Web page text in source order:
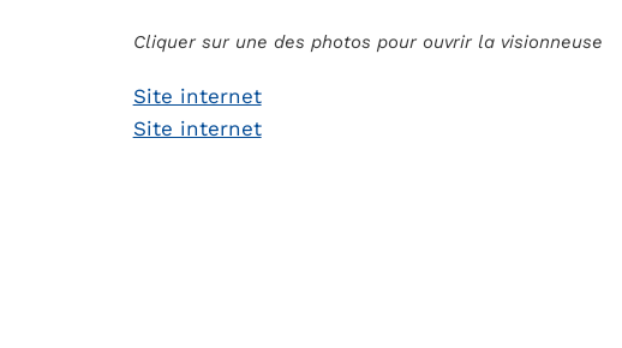
Cliquer sur une des photos pour ouvrir la visionneuse
Site internet
Site internet